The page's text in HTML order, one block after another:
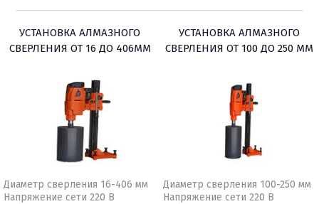
УСТАНОВКА АЛМАЗНОГО
СВЕРЛЕНИЯ ОТ 16 ДО 406ММ
Диаметр сверления 16-406 мм
Напряжение сети 220 В
УСТАНОВКА АЛМАЗНОГО
СВЕРЛЕНИЯ ОТ 100 ДО 250 ММ
Диаметр сверления 100-250 мм
Напряжение сети 220 В